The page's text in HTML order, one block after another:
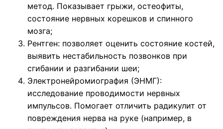
метод. Показывает грыжи, остеофиты,
состояние нервных корешков и спинного
мозга;
Рентген: позволяет оценить состояние костей,
выявить нестабильность позвонков при
сгибании и разгибании шеи;
Электронейромиография (ЭНМГ):
исследование проводимости нервных
импульсов. Помогает отличить радикулит от
повреждения нерва на руке (например, в